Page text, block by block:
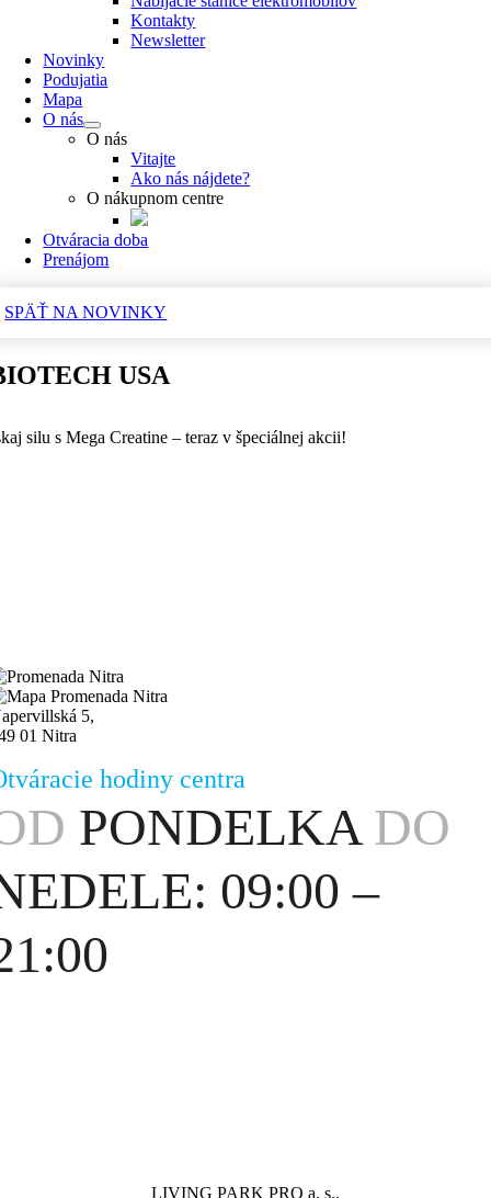
Kontakty
Newsletter
Novinky
Podujatia
Mapa
O nás
O nás
Vitajte
Ako nás nájdete?
O nákupnom centre
Otváracia doba
Prenájom
SPÄŤ NA NOVINKY
USA
silu s Mega Creatine – teraz v špeciálnej akcii!
5,
01 Nitra
hodiny centra
PONDELKA DO
09:00 –
LIVING PARK PRO a. s.,